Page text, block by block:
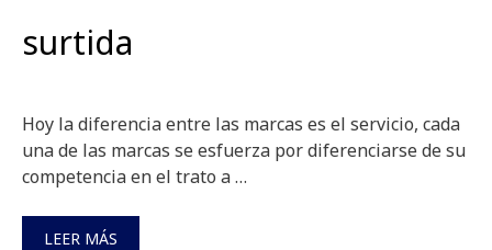
surtida
Hoy la diferencia entre las marcas es el servicio, cada
una de las marcas se esfuerza por diferenciarse de su
competencia en el trato a …
LEER MÁS